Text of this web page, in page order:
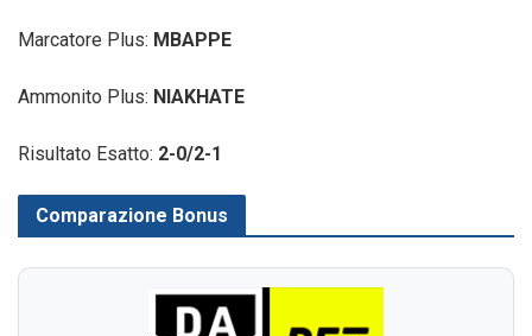
Marcatore Plus: MBAPPE
Ammonito Plus: NIAKHATE
Risultato Esatto: 2-0/2-1
Comparazione Bonus